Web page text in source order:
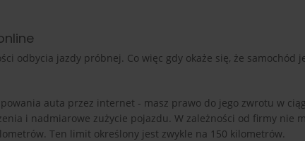
odbycia jazdy próbnej. Co więc gdy okaże się, że samochód
auta przez internet - masz prawo do jego zwrotu w
i nadmiarowe zużycie pojazdu. W zależności od firmy nie
Ten limit określony jest zwykle na 150 kilometrów.